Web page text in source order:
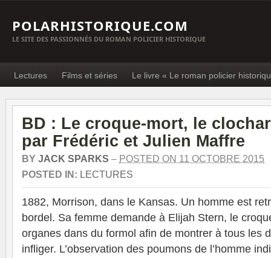
POLARHISTORIQUE.COM
LE SITE DES PASSIONNÉS DU ROMAN POLICIER HISTORIQUE
Lectures Films et séries Le livre « Le roman policier
BD : Le croque-mort, le
par Frédéric et Julien Maffre
BY JACK SPARKS – POSTED ON 11 OCTOBRE 2015
POSTED IN: LECTURES
1882, Morrison, dans le Kansas. Un homme est
bordel. Sa femme demande à Elijah Stern, le
organes dans du formol afin de montrer à tous les
infliger. L’observation des poumons de l’homme